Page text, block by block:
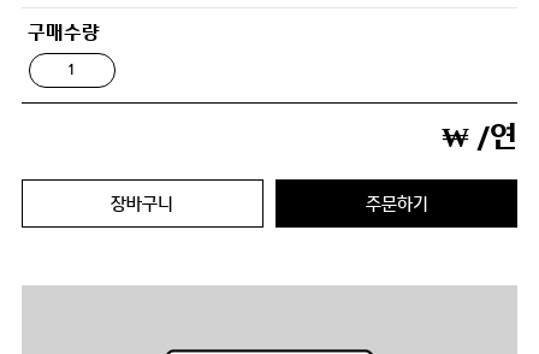
구매수량
₩ /연
장바구니 주문하기